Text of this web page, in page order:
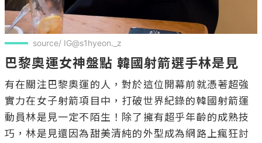
source/ IG@s1hyeon._z
巴黎奧運女神盤點 韓國射箭選手林是見
有在關注巴黎奧運的人，對於這位開幕前就憑著超強
實力在女子射箭項目中，打破世界紀錄的韓國射箭運
動員林是見一定不陌生！除了擁有超乎年齡的成熟技
巧，林是見還因為甜美清純的外型成為網路上瘋狂討